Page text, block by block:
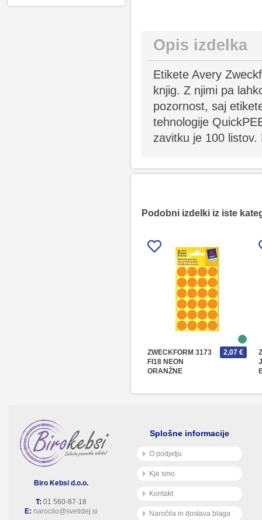
Opis izdelka
Etikete Avery
knjig. Z njimi pa
pozornost, saj
tehnologije
zavitku je 100
Podobni izdelki iz iste
ZWECKFORM 3173
FI18 NEON
ORANŽNE
2,07 €
Biro Kebsi d.o.o.
T: 01 560-87-18
E: narocilo@svetidej.si
Splošne informacije
O podjetju
Kje smo
Kontakt
Naročila in dostava blaga